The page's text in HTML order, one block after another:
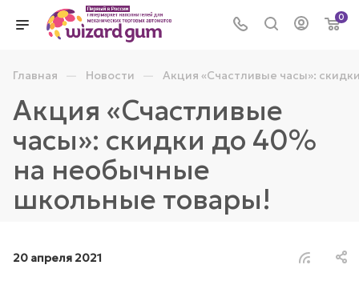
0
Главная — Новости — Акция «Счастливые часы»:
Акция «Счастливые
часы»: скидки до 40%
на необычные
школьные товары!
20 апреля 2021